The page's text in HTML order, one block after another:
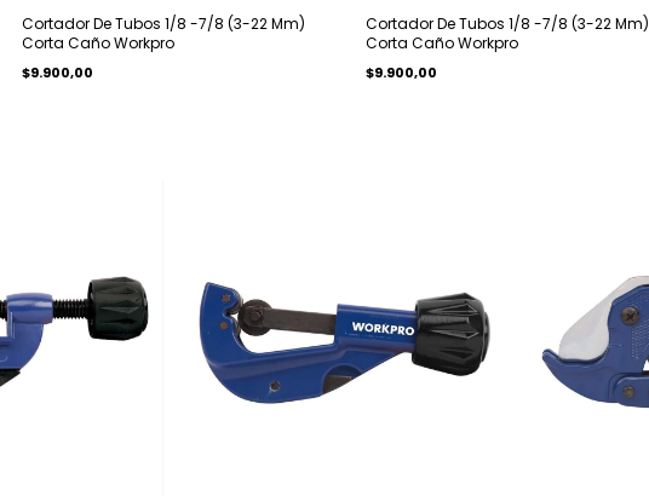
Cortador De Tubos 1/8 -7/8 (3-22 Mm)
Corta Caño Workpro
$9.900,00
Cortador De Tubos 1/8 -7/8 (3-22 Mm)
Corta Caño Workpro
$9.900,00